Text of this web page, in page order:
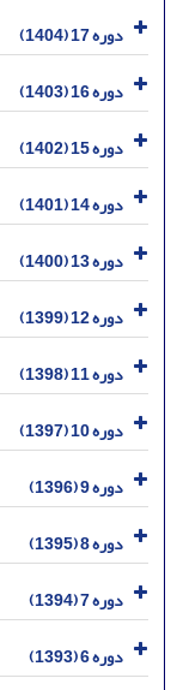
دوره 17 (1404)
دوره 16 (1403)
دوره 15 (1402)
دوره 14 (1401)
دوره 13 (1400)
دوره 12 (1399)
دوره 11 (1398)
دوره 10 (1397)
دوره 9 (1396)
دوره 8 (1395)
دوره 7 (1394)
دوره 6 (1393)